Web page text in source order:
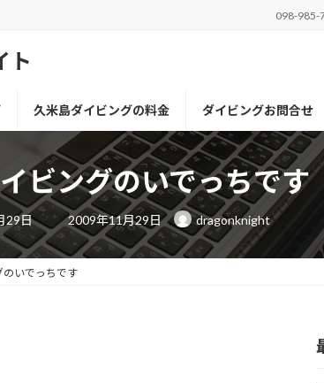
098-985-
ト
久米島ダイビングの料金 ダイビングお問合せ
ビングのいでっちです
29日
最
終
更
新
日
時
2009年11月29日 dragonknight
いでっちです